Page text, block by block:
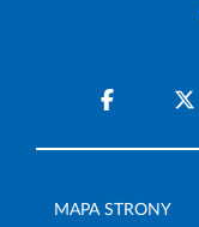
MAPA STRONY